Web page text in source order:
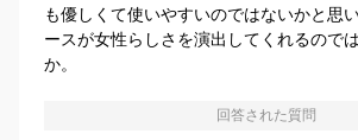
も優しくて使いやすいのではないかと思
ースが女性らしさを演出してくれるので
か。
回答された質問